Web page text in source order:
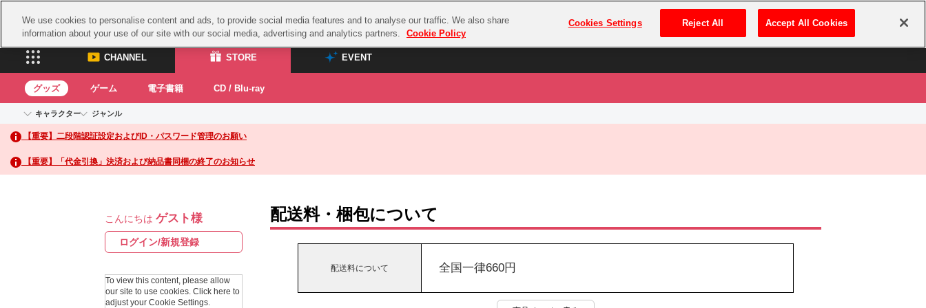
プレミアム会員とは ログイン・新規登録
CHANNEL STORE EVENT
CHANNEL
ASOBI CHANNEL TOP
STORE
ASOBI STORE TOP
グッズ
EVENT
ASOBI STAGE
グッズ ゲーム 電子書籍 CD / Blu-ray
キャラクター
アイドルマスターシリーズ
アイドルマスター
アイドルマスター シンデレラガールズ
アイドルマスター シャイニーカラーズ
学園アイドルマスター
プロジェクトアイマス ヴイアライヴ
テイルズ オブ シリーズ
ナムコクラシック
スサノオマジック
ガンダムシリーズ
ラブライブ！サンシャイン‼
アイドリッシュセブン
ジャンル
イベントグッズ
トイ・ホビー
【重要】二段階認証設定およびID・パスワード管理のお願い
【重要】「代金引換」決済および納品書同梱の終了のお知らせ
こんにちは ゲスト様
ログイン/新規登録
To view this content, please allow
our site to use cookies. Click here to
adjust your Cookie Settings.
配送料・梱包について
配送料について 全国一律660円
We use cookies to personalise content and ads, to provide social media features and to analyse our traffic. We also share
information about your use of our site with our social media, advertising and analytics partners.
Cookie Policy
Cookies Settings Reject All Accept All Cookies